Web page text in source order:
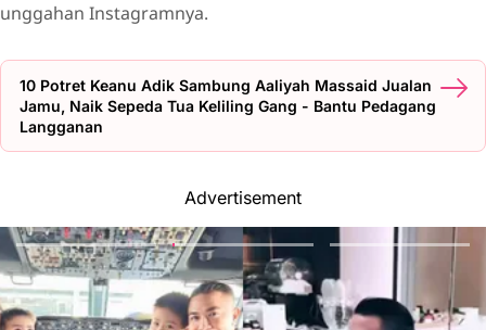
unggahan Instagramnya.
10 Potret Keanu Adik Sambung Aaliyah Massaid Jualan
Jamu, Naik Sepeda Tua Keliling Gang - Bantu Pedagang
Langganan
Advertisement